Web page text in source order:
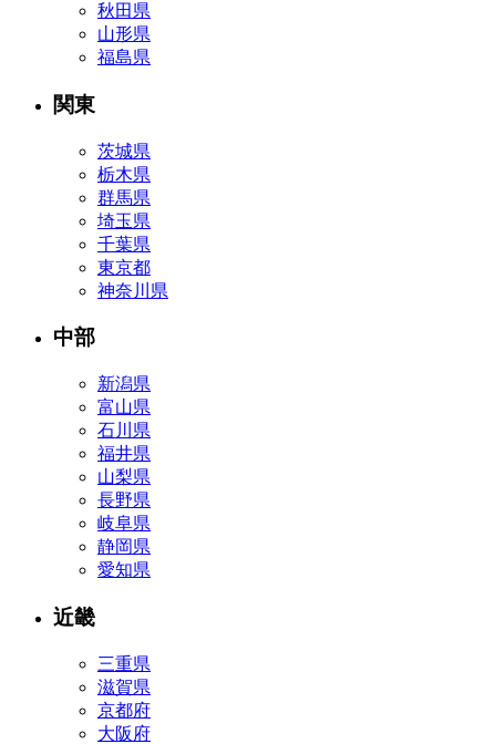
秋田県
山形県
福島県
関東
茨城県
栃木県
群馬県
埼玉県
千葉県
東京都
神奈川県
中部
新潟県
富山県
石川県
福井県
山梨県
長野県
岐阜県
静岡県
愛知県
近畿
三重県
滋賀県
京都府
大阪府